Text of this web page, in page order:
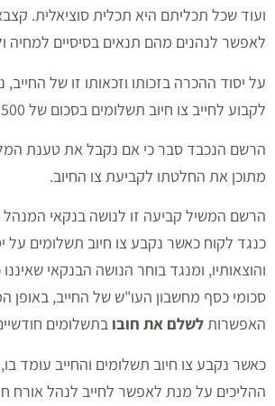
ועוד שכל תכליתם היא תכלית סוציאלית.
לאפשר לנהנים מהם תנאים בסיסיים למחיה
על יסוד ההכרה בזכותו וזכאותו זו של
לקבוע לחייב צו חיוב תשלומים בסכום של 500 ₪ לפרעון חובו.
הרשם הנכבד סבר כי אם נקבל את טענת
מתוכן את החלטתו לקביעת צו החיוב.
הרשם המשיל קביעה זו לנושה בנקאי המנהל
כנגד לקוח כאשר נקבע צו חיוב תשלומים על
והוצאותיו, ומנגד בוחר הנושה הבנקאי
סכומי כסף מחשבון העו"ש של החייב, באופן
האפשרותלשלם את חובובתשלומים
כאשר נקבע צו חיוב תשלומים והחייב עומד
ההליכים על מנת לאפשר לחייב לנהל אורח